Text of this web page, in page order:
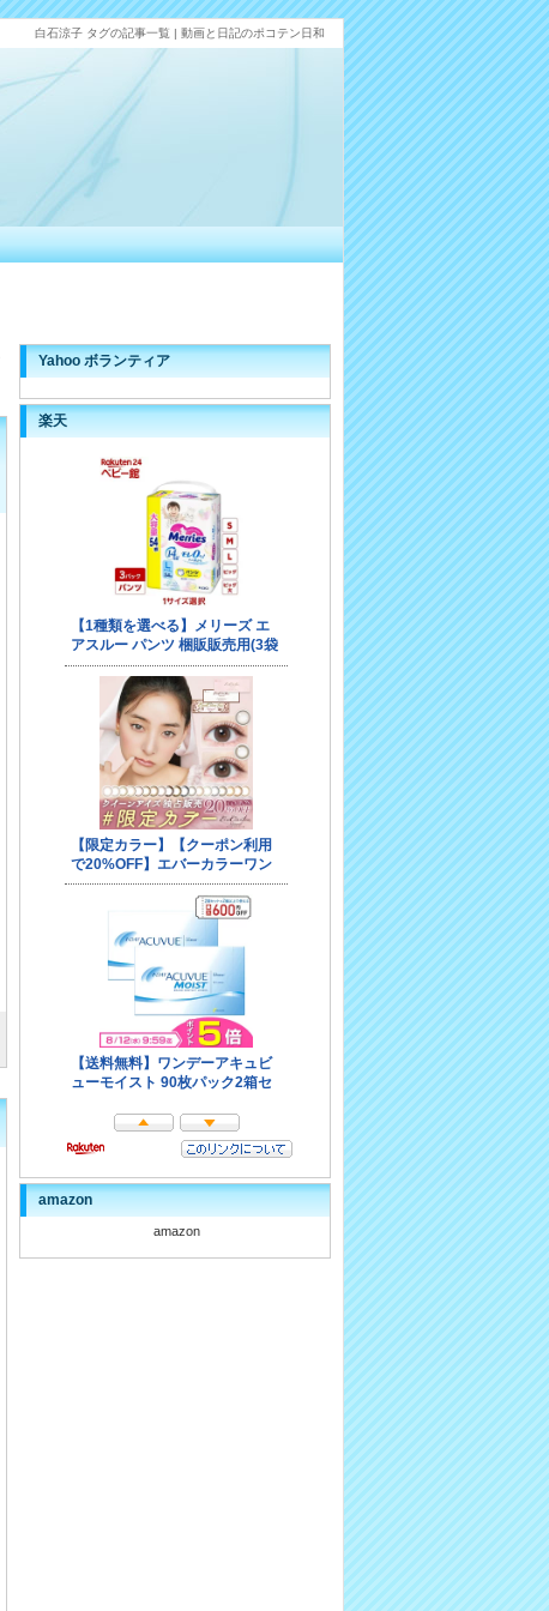
白石涼子 タグの記事一覧 | 動画と日記のポコテン日和
Yahoo ボランティア
楽天
amazon
amazon